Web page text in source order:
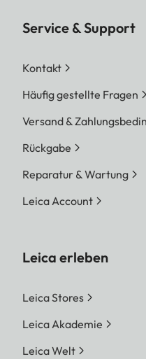
Service & Support
Kontakt
Häufig gestellte Fragen
Versand &
Rückgabe
Reparatur & Wartung
Leica Account
Leica erleben
Leica Stores
Leica Akademie
Leica Welt